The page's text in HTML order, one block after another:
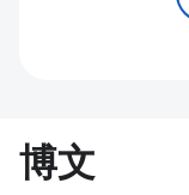
博文